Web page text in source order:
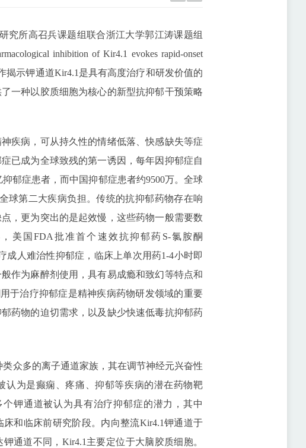
究所高召兵课题组联合浙江大学郭江涛课题组
inhibition of Kir4.1 evokes rapid-onset
揭示钾通道Kir4.1是具有高度治疗和研发价值的
一种以胶质细胞为核心的新型抗抑郁干预策略
病，可从持久性的情绪低落、快感缺失等症
已成为全球致残的第一诱因，每年因抑郁症自
郁症患者，而中国抑郁症患者约9500万。全球
球第二大疾病负担。传统的抗抑郁药物存在响
，更为突出的是起效慢，这些药物一般需要数
美国FDA批准首个速效抗抑郁药S-氯胺酮
成人难治性抑郁症，临床上单次用药1-4小时即
作为麻醉剂使用，具有易成瘾和致幻等特点和
于治疗抑郁症是精神疾病药物研发领域的重要
药物的迫切需求，以及缺少快速低毒抗抑郁药
众多的离子通道家族，其在调节神经元兴奋性
认为是癫痫、疼痛、抑郁等疾病的潜在药物靶
钾通道被认为具有治疗抑郁症的潜力，其中
和临床前研究阶段。内向整流Kir4.1钾通道于
通道不同，Kir4.1主要定位于大脑胶质细胞。